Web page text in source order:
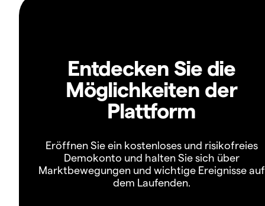
Entdecken Sie die
Möglichkeiten der
Plattform
Eröffnen Sie ein kostenloses und risikofreies
Demokonto und halten Sie sich über
Marktbewegungen und wichtige Ereignisse auf
dem Laufenden.